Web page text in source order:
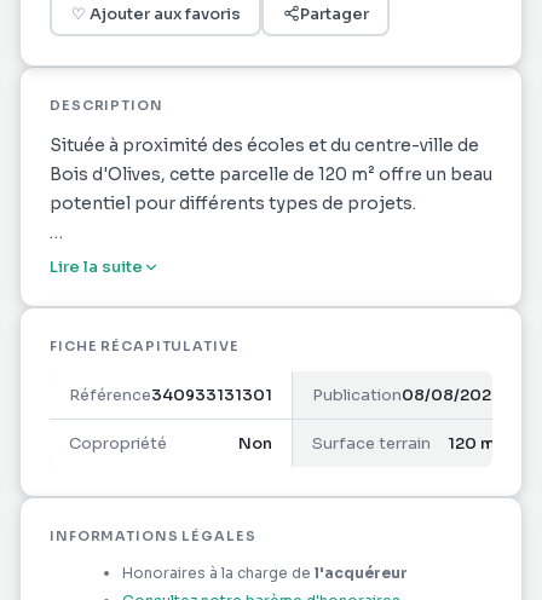
♡ Ajouter aux favoris Partager
DESCRIPTION
Située à proximité des écoles et du centre-ville de
Bois d'Olives, cette parcelle de 120 m² offre un beau
potentiel pour différents types de projets.
Une maison est actuellement présente sur le
adaptée à vos besoins.
Ce terrain se prête aussi bien à la réalisation d'une
maison individuelle qu'à un projet de plusieurs
appartements, idéal pour une acquisition à
vocation locative ou un projet familial.
Lire la suite
FICHE RÉCAPITULATIVE
Référence340933131301 Publication08/08/2026
Copropriété Non Surface terrain 120 m²
INFORMATIONS LÉGALES
Honoraires à la charge de l'acquéreur